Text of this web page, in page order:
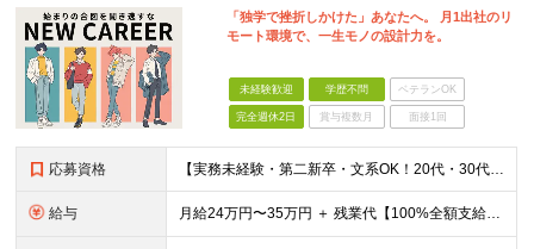
「独学で挫折しかけた」あなたへ。 月1出社のリ
モート環境で、一生モノの設計力を。
未経験歓迎 学歴不問 ベテランOK
完全週休2日 賞与複数月 面接1回
応募資格 【実務未経験・第二新卒・文系OK！20代・30代が活躍中】 ★学歴・職歴不問！ ★Progate、Udemy、スクール等でプログラミング（言語不問）を触ったことがある方大歓迎！ ★月1回程度、秋葉原オ
給与 月給24万円〜35万円 ＋ 残業代【100%全額支給】＋ 決算賞与 ※上記はあくまで「最低保証額」です。 ※試用期間なし（入社初月から一律この給与を保証します） ※固定残業代（みなし残業）は一切あり